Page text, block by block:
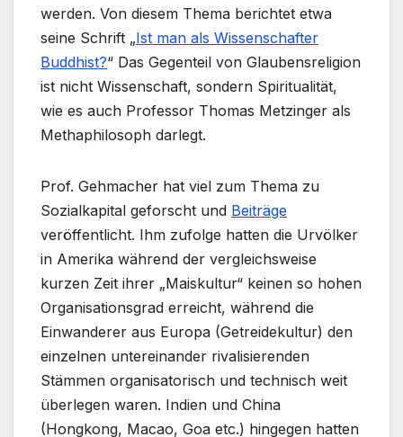
werden. Von diesem Thema berichtet etwa
seine Schrift „Ist man als Wissenschafter
Buddhist?“ Das Gegenteil von Glaubensreligion
ist nicht Wissenschaft, sondern Spiritualität,
wie es auch Professor Thomas Metzinger als
Methaphilosoph darlegt.
Prof. Gehmacher hat viel zum Thema zu
Sozialkapital geforscht und Beiträge
veröffentlicht. Ihm zufolge hatten die Ur­völker
in Amerika während der vergleichsweise
kurzen Zeit ihrer „Mais­kultur“ keinen so hohen
Organisations­grad erreicht, während die
Einwanderer aus Europa (Getrei­de­kultur) den
einzelnen untereinander rivalisie­ren­den
Stämmen organisatorisch und technisch weit
überlegen waren. Indien und China
(Hongkong, Macao, Goa etc.) hingegen hatten